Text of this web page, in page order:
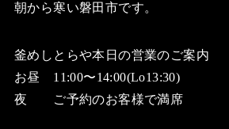
朝から寒い磐田市です。
釜めしとらや本日の営業のご案内
お昼 11:00〜14:00(Lo13:30)
夜 ご予約のお客様で満席